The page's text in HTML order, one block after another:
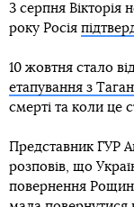
3 серпня Вікторія
року Росія
10 жовтня стало
етапування з
смерті та коли це
Представник ГУР
розповів, що
повернення